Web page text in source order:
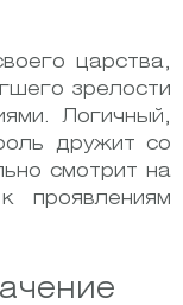
царства,
зрелости
Логичный,
дружит со
смотрит на
проявлениям